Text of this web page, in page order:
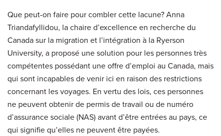
Que peut-on faire pour combler cette lacune? Anna
Triandafyllidou, la chaire d’excellence en recherche du
Canada sur la migration et l’intégration à la Ryerson
University, a proposé une solution pour les personnes très
compétentes possédant une offre d’emploi au Canada, mais
qui sont incapables de venir ici en raison des restrictions
concernant les voyages. En vertu des lois, ces personnes
ne peuvent obtenir de permis de travail ou de numéro
d’assurance sociale (NAS) avant d’être entrées au pays, ce
qui signifie qu’elles ne peuvent être payées.